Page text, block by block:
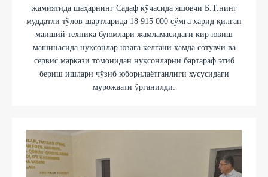
жамиятида шаҳарнинг Садаф кўчасида яшовчи Б.Т.нинг
муддатли тўлов шартларида 18 915 000 сўмга харид қилган
маиший техника буюмлари жамламасидаги кир ювиш
машинасида нуқсонлар юзага келгани ҳамда сотувчи ва
сервис маркази томонидан нуқсонларни бартараф этиб
бериш ишлари чўзиб юборилаётганлиги хусусидаги
мурожаати ўрганилди.